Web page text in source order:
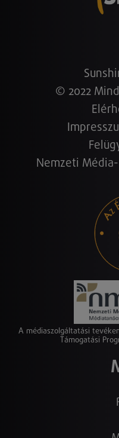
© 2022
Nemzeti
A médiaszolgáltatási
Támogatási